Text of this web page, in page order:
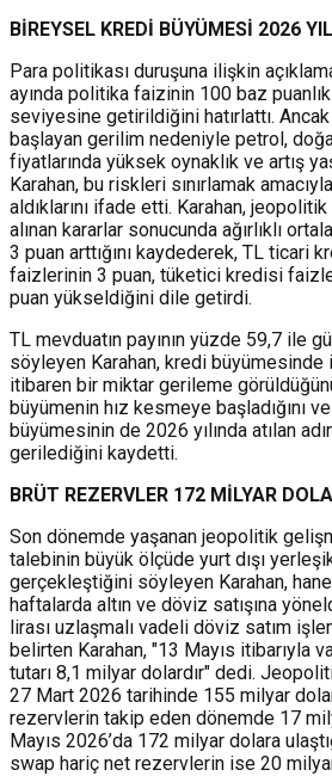
BİREYSEL KREDİ BÜYÜMESİ 2026
Para politikası duruşuna ilişkin
ayında politika faizinin 100 baz
seviyesine getirildiğini hatırlattı.
başlayan gerilim nedeniyle petrol,
fiyatlarında yüksek oynaklık ve artış
Karahan, bu riskleri sınırlamak
aldıklarını ifade etti. Karahan,
alınan kararlar sonucunda ağırlıklı
3 puan arttığını kaydederek, TL ticari
faizlerinin 3 puan, tüketici kredisi
puan yükseldiğini dile getirdi.
TL mevduatın payının yüzde 59,7 ile
söyleyen Karahan, kredi büyümesinde
itibaren bir miktar gerileme
büyümenin hız kesmeye başladığını
büyümesinin de 2026 yılında atılan
gerilediğini kaydetti.
BRÜT REZERVLER 172 MİLYAR
Son dönemde yaşanan jeopolitik
talebinin büyük ölçüde yurt dışı
gerçekleştiğini söyleyen Karahan,
haftalarda altın ve döviz satışına
lirası uzlaşmalı vadeli döviz satım
belirten Karahan, "13 Mayıs itibarıyla
tutarı 8,1 milyar dolardır" dedi.
27 Mart 2026 tarihinde 155 milyar
rezervlerin takip eden dönemde 17
Mayıs 2026’da 172 milyar dolara
swap hariç net rezervlerin ise 20